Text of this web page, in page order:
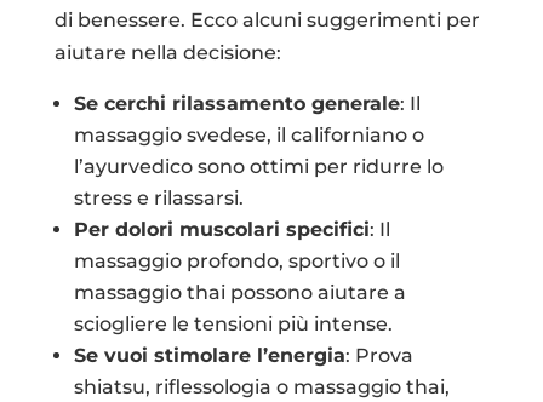
di benessere. Ecco alcuni suggerimenti per
aiutare nella decisione:
Se cerchi rilassamento generale: Il
massaggio svedese, il californiano o
l’ayurvedico sono ottimi per ridurre lo
stress e rilassarsi.
Per dolori muscolari specifici: Il
massaggio profondo, sportivo o il
massaggio thai possono aiutare a
sciogliere le tensioni più intense.
Se vuoi stimolare l’energia: Prova
shiatsu, riflessologia o massaggio thai,